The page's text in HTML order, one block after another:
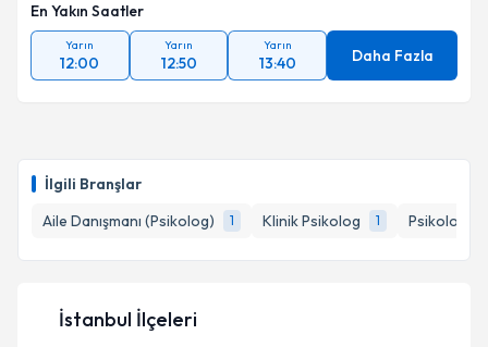
İlgili Branşlar
Aile Danışmanı (Psikolog)
1 Klinik Psikolog 1 Psikoloji
En Yakın Saatler
Yarın
12:00
Yarın
12:50
Yarın
13:40 Daha Fazla
İstanbul İlçeleri